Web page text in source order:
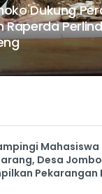
Dukung
Raperda
Mahasiswa
Desa